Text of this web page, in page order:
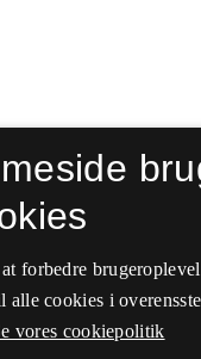
forbedre
cookies i
vores cookiepolitik